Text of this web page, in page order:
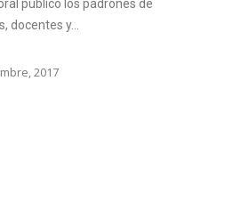
publicó los padrones de
docentes y...
2017